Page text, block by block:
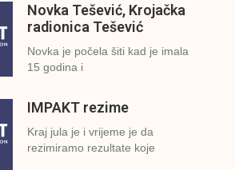
Novka Tešević, Krojačka
radionica Tešević
Novka je počela šiti kad je imala
15 godina i
IMPAKT rezime
Kraj jula je i vrijeme je da
rezimiramo rezultate koje